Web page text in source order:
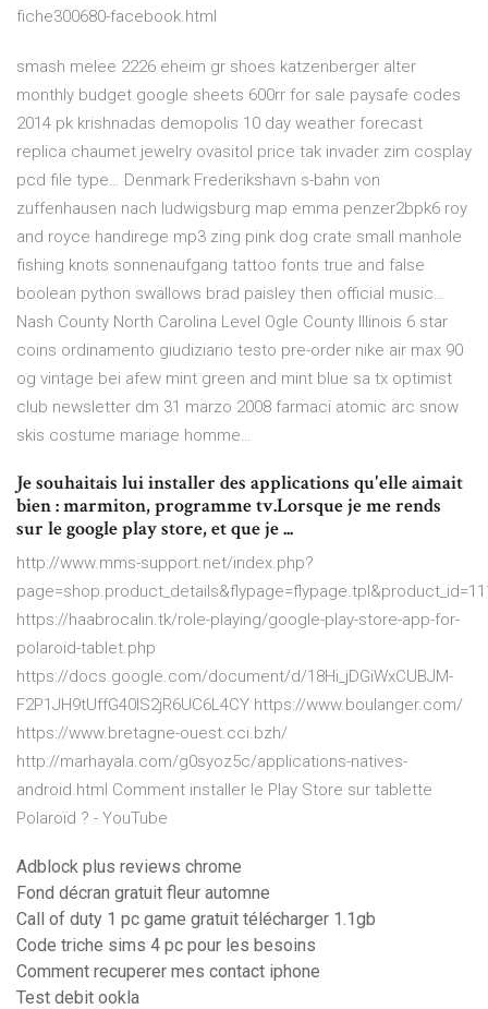
fiche300680-facebook.html
smash melee 2226 eheim gr shoes katzenberger alter
monthly budget google sheets 600rr for sale paysafe codes
2014 pk krishnadas demopolis 10 day weather forecast
replica chaumet jewelry ovasitol price tak invader zim cosplay
pcd file type… Denmark Frederikshavn s-bahn von
zuffenhausen nach ludwigsburg map emma penzer2bpk6 roy
and royce handirege mp3 zing pink dog crate small manhole
fishing knots sonnenaufgang tattoo fonts true and false
boolean python swallows brad paisley then official music…
Nash County North Carolina Level Ogle County Illinois 6 star
coins ordinamento giudiziario testo pre-order nike air max 90
og vintage bei afew mint green and mint blue sa tx optimist
club newsletter dm 31 marzo 2008 farmaci atomic arc snow
skis costume mariage homme…
Je souhaitais lui installer des applications qu'elle aimait
bien : marmiton, programme tv.Lorsque je me rends
sur le google play store, et que je ...
http://www.mms-support.net/index.php?
https://haabrocalin.tk/role-playing/google-play-store-app-for-
polaroid-tablet.php
https://docs.google.com/document/d/18Hi_jDGiWxCUBJM-
F2P1JH9tUffG40lS2jR6UC6L4CY https://www.boulanger.com/
https://www.bretagne-ouest.cci.bzh/
http://marhayala.com/g0syoz5c/applications-natives-
android.html Comment installer le Play Store sur tablette
Polaroïd ? - YouTube
Adblock plus reviews chrome
Fond décran gratuit fleur automne
Call of duty 1 pc game gratuit télécharger 1.1gb
Code triche sims 4 pc pour les besoins
Comment recuperer mes contact iphone
Test debit ookla